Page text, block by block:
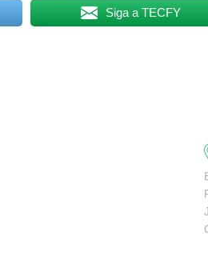
Siga a TECFY